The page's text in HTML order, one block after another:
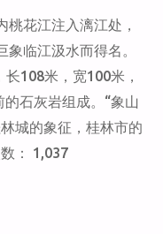
花江注入漓江处，
临江汲水而得名。
108米，宽100米，
石灰岩组成。“象山
城的象征，桂林市的
： 1,037